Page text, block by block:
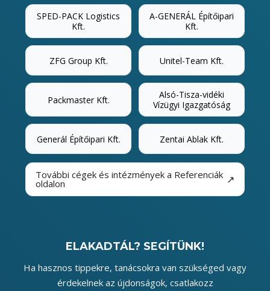
SPED-PACK Logistics
Kft.
A-GENERÁL Építőipari
Kft.
ZFG Group Kft. Unitel-Team Kft.
Packmaster Kft.
Alsó-Tisza-vidéki
Vízügyi Igazgatóság
Generál Építőipari Kft. Zentai Ablak Kft.
További cégek és intézmények a Referenciák
oldalon ↗
ELAKADTÁL? SEGÍTÜNK!
Ha hasznos tippekre, tanácsokra van szükséged vagy
érdekelnek az újdonságok, csatlakozz